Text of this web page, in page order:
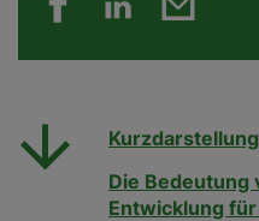
Die Bedeutung
Entwicklung